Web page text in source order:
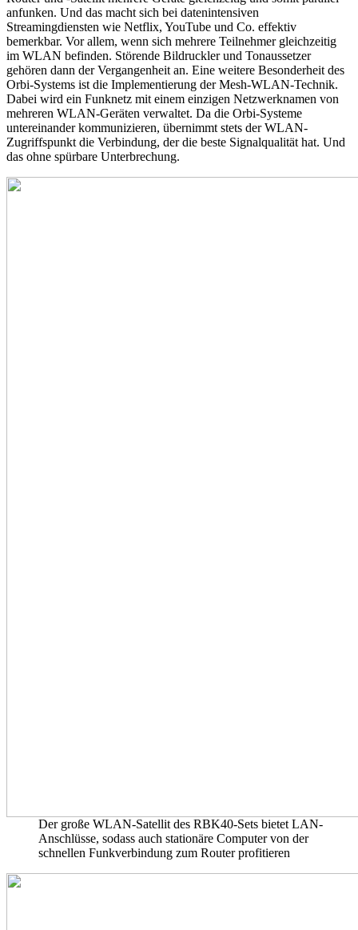
anfunken. Und das macht sich bei datenintensiven
Streamingdiensten wie Netflix, YouTube und Co. effektiv
bemerkbar. Vor allem, wenn sich mehrere Teilnehmer gleichzeitig
im WLAN befinden. Störende Bildruckler und Tonaussetzer
gehören dann der Vergangenheit an. Eine weitere Besonderheit des
Orbi-Systems ist die Implementierung der Mesh-WLAN-Technik.
Dabei wird ein Funknetz mit einem einzigen Netzwerknamen von
mehreren WLAN-Geräten verwaltet. Da die Orbi-Systeme
untereinander kommunizieren, übernimmt stets der WLAN-
Zugriffspunkt die Verbindung, der die beste Signalqualität hat. Und
das ohne spürbare Unterbrechung.
Der große WLAN-Satellit des RBK40-Sets bietet LAN-
Anschlüsse, sodass auch stationäre Computer von der
schnellen Funkverbindung zum Router profitieren